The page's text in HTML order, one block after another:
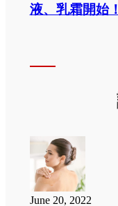
液、乳霜開始！
June 20, 2022